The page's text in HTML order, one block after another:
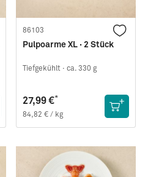
86103
Pulpoarme XL · 2 Stück
Tiefgekühlt · ca. 330 g
27,99 €*
84,82 € / kg